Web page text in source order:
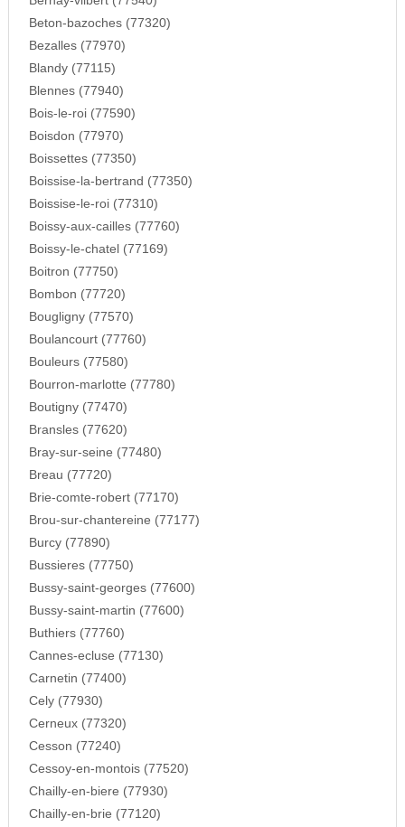
Beton-bazoches (77320)
Bezalles (77970)
Blandy (77115)
Blennes (77940)
Bois-le-roi (77590)
Boisdon (77970)
Boissettes (77350)
Boissise-la-bertrand (77350)
Boissise-le-roi (77310)
Boissy-aux-cailles (77760)
Boissy-le-chatel (77169)
Boitron (77750)
Bombon (77720)
Bougligny (77570)
Boulancourt (77760)
Bouleurs (77580)
Bourron-marlotte (77780)
Boutigny (77470)
Bransles (77620)
Bray-sur-seine (77480)
Breau (77720)
Brie-comte-robert (77170)
Brou-sur-chantereine (77177)
Burcy (77890)
Bussieres (77750)
Bussy-saint-georges (77600)
Bussy-saint-martin (77600)
Buthiers (77760)
Cannes-ecluse (77130)
Carnetin (77400)
Cely (77930)
Cerneux (77320)
Cesson (77240)
Cessoy-en-montois (77520)
Chailly-en-biere (77930)
Chailly-en-brie (77120)